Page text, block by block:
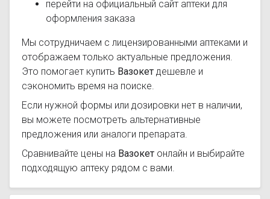
перейти на официальный сайт аптеки для
оформления заказа
Мы сотрудничаем с лицензированными аптеками и
отображаем только актуальные предложения.
Это помогает купить Вазокет дешевле и
сэкономить время на поиске.
Если нужной формы или дозировки нет в наличии,
вы можете посмотреть альтернативные
предложения или аналоги препарата.
Сравнивайте цены на Вазокет онлайн и выбирайте
подходящую аптеку рядом с вами.